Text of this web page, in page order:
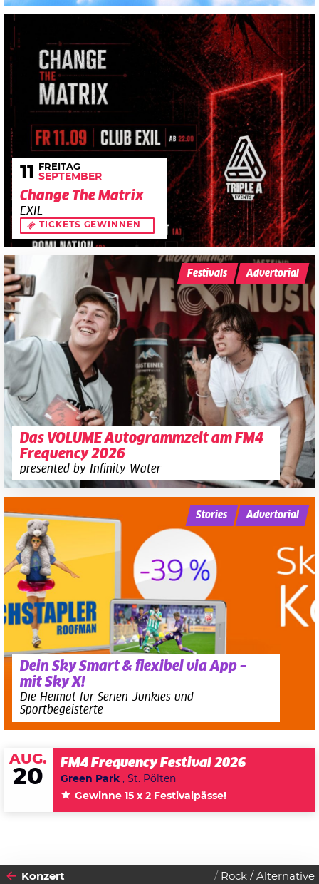
11 FREITAG
SEPTEMBER
Change The Matrix
EXIL
TICKETS GEWINNEN
Das VOLUME Autogrammzelt am FM4
Frequency 2026
presented by Infinity Water
Festivals Advertorial
Dein Sky Smart & flexibel via App –
mit Sky X!
Die Heimat für Serien-Junkies und
Sportbegeisterte
Stories Advertorial
AUG.
20
FM4 Frequency Festival 2026
Green Park , St. Pölten
Gewinne 15 x 2 Festivalpässe!
Konzert Rock / Alternative